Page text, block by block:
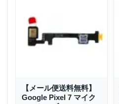
【メール便送料無料】
Google Pixel 7 マイク